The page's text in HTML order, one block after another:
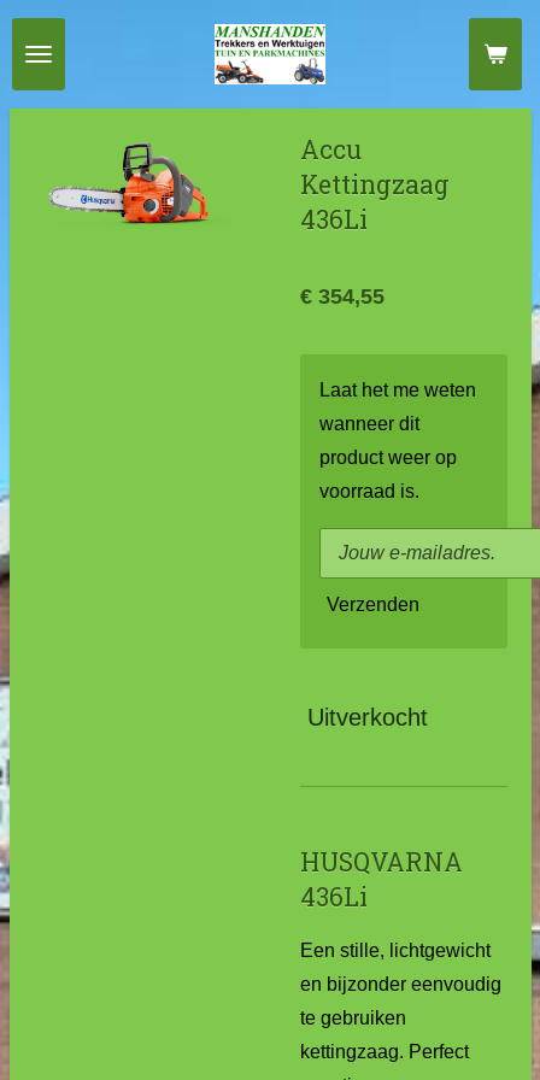
Ga
direct
naar
hoofdinhoud
Accu
Kettingzaag
436Li
€ 354,55
Laat het me weten
wanneer dit
product weer op
voorraad is.
Verzenden
Uitverkocht
HUSQVARNA
436Li
Een stille, lichtgewicht
en bijzonder eenvoudig
te gebruiken
kettingzaag. Perfect